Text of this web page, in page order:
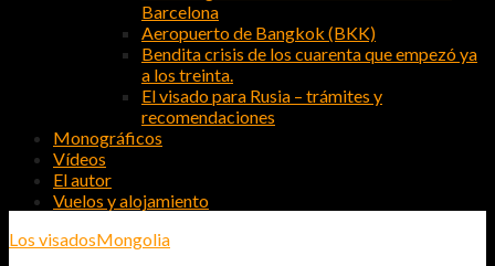
Barcelona
Aeropuerto de Bangkok (BKK)
Bendita crisis de los cuarenta que empezó ya
a los treinta.
El visado para Rusia – trámites y
recomendaciones
Monográficos
Vídeos
El autor
Vuelos y alojamiento
Los visadosMongolia